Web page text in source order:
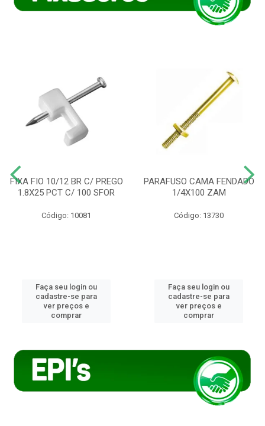
FIXA FIO 10/12 BR C/ PREGO
1.8X25 PCT C/ 100 SFOR
Código: 10081
Faça seu login ou
cadastre-se para
ver preços e
comprar
PARAFUSO CAMA FENDADO
1/4X100 ZAM
Código: 13730
Faça seu login ou
cadastre-se para
ver preços e
comprar